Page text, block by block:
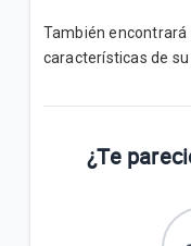
También
características de
¿Te